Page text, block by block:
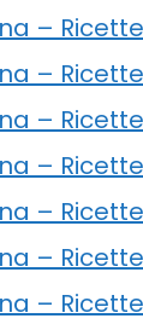
–
–
–
–
–
–
–